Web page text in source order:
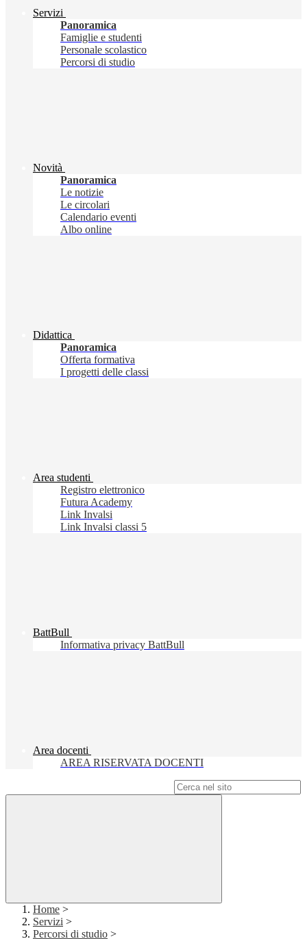
Servizi
Panoramica
Famiglie e studenti
Personale scolastico
Percorsi di studio
Novità
Panoramica
Le notizie
Le circolari
Calendario eventi
Albo online
Didattica
Panoramica
Offerta formativa
I progetti delle classi
Area studenti
Registro elettronico
Futura Academy
Link Invalsi
Link Invalsi classi 5
BattBull
Informativa privacy BattBull
Area docenti
AREA RISERVATA DOCENTI
Home >
Servizi >
Percorsi di studio >